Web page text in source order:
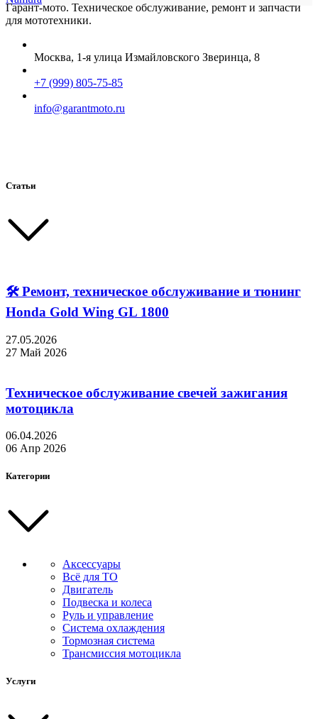
Гарант-мото. Техническое обслуживание, ремонт и запчасти
для мототехники.
Москва, 1-я улица Измайловского Зверинца, 8
+7 (999) 805-75-85
info@garantmoto.ru
Статьи
🛠 Ремонт, техническое обслуживание и тюнинг
Honda Gold Wing GL 1800
27.05.2026
27 Май 2026
Техническое обслуживание свечей зажигания
мотоцикла
06.04.2026
06 Апр 2026
Категории
Аксессуары
Всё для ТО
Двигатель
Подвеска и колеса
Руль и управление
Система охлаждения
Тормозная система
Трансмиссия мотоцикла
Услуги